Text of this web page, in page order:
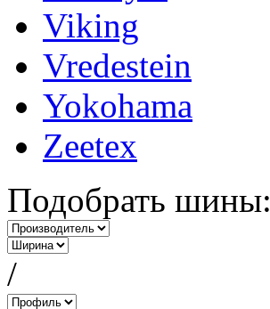
Viking
Vredestein
Yokohama
Zeetex
Подобрать шины:
/